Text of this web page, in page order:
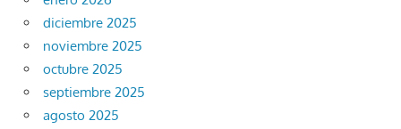
diciembre 2025
noviembre 2025
octubre 2025
septiembre 2025
agosto 2025